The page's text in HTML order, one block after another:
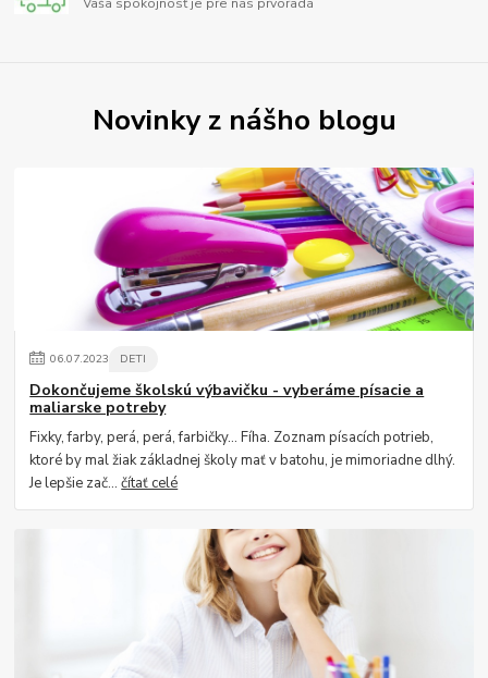
Vaša spokojnosť je pre nás prvoradá
Novinky z nášho blogu
06.07.2023 DETI
Dokončujeme školskú výbavičku - vyberáme písacie a
maliarske potreby
Fixky, farby, perá, perá, farbičky... Fíha. Zoznam písacích potrieb,
ktoré by mal žiak základnej školy mať v batohu, je mimoriadne dlhý.
Je lepšie zač...čítať celé